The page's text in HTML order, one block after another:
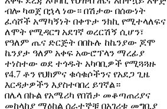
ብሎ ካወጀ በኋላ ነው። በሽታው በሰውነት
ፈሳሾች አማካኝነት በቀጥታ ንክኪ የሚተላለፍና
ለሞት የሚዳርግ አደገኛ ወረርሽኝ ሲሆን፣
የዓለም ጤና ድርጅት በበኩሉ ከኬንያው ጆሞ
ኬንያታ ዓለም አቀፍ አውሮፕላን ማረፊያ
ተነስተው ወደ ተጎዱት አካባቢዎች የሚጓጓዙ
የ4.7 ቶን የህክምና ቁሳቁሶችንና የአደጋ ጊዜ
እርዳታዎችን እያስተባበረ ይገኛል።
በሌላ በኩል የአሜሪካ የበሽታ መቆጣጠሪያና
መከላከያ ማዕከል ሰራተኞቹ በአገሪቱ መግቢያ